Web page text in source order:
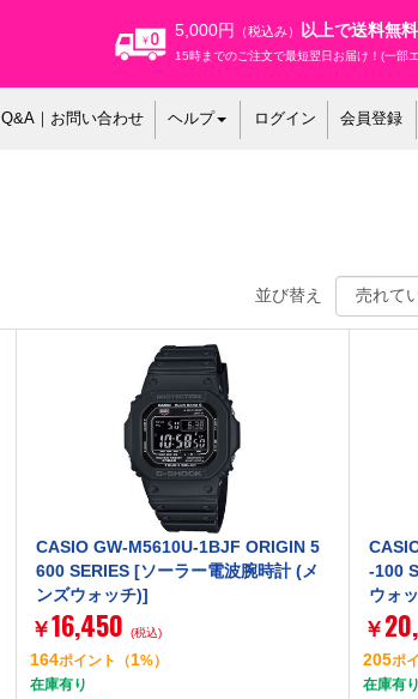
5,000円 （税込み） 以上で送料無料
15時までのご注文で最短翌日お届け！(一部
Q&A｜お問い合わせ ヘルプ ログイン 会員登録
並び替え
CASIO GW-M5610U-1BJF ORIGIN 5
600 SERIES [ソーラー電波腕時計 (メ
ンズウォッチ)]
￥16,450 (税込)
164ポイント （1%）
在庫有り
-100
ウォ
￥
205ポ
在庫有り